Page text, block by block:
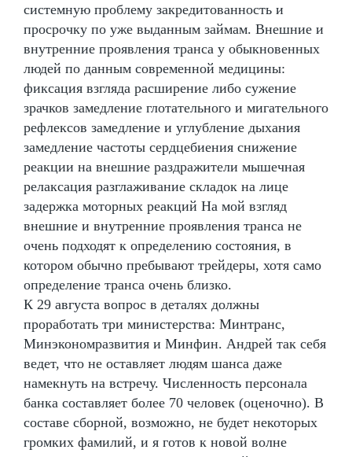
системную проблему закредитованность и
просрочку по уже выданным займам. Внешние и
внутренние проявления транса у обыкновенных
людей по данным современной медицины:
фиксация взгляда расширение либо сужение
зрачков замедление глотательного и мигательного
рефлексов замедление и углубление дыхания
замедление частоты сердцебиения снижение
реакции на внешние раздражители мышечная
релаксация разглаживание складок на лице
задержка моторных реакций На мой взгляд
внешние и внутренние проявления транса не
очень подходят к определению состояния, в
котором обычно пребывают трейдеры, хотя само
определение транса очень близко.
К 29 августа вопрос в деталях должны
проработать три министерства: Минтранс,
Минэкономразвития и Минфин. Андрей так себя
ведет, что не оставляет людям шанса даже
намекнуть на встречу. Численность персонала
банка составляет более 70 человек (оценочно). В
составе сборной, возможно, не будет некоторых
громких фамилий, и я готов к новой волне